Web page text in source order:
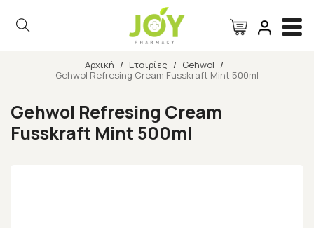
Αναζήτηση
Αρχική / Εταιρίες / Gehwol /
Gehwol Refresing Cream Fusskraft Mint 500ml
Gehwol Refresing Cream
Fusskraft Mint 500ml